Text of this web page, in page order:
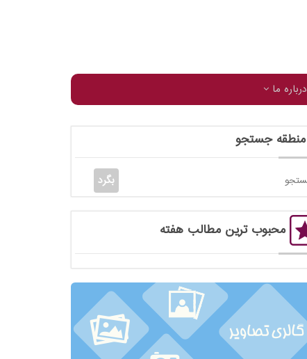
درباره ما
منطقه جستجو
محبوب ترین مطالب هفته